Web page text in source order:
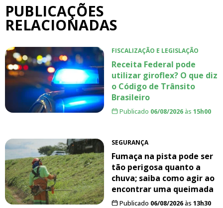
PUBLICAÇÕES
RELACIONADAS
FISCALIZAÇÃO E LEGISLAÇÃO
Receita Federal pode
utilizar giroflex? O que diz
o Código de Trânsito
Brasileiro
Publicado 06/08/2026às 15h00
SEGURANÇA
Fumaça na pista pode ser
tão perigosa quanto a
chuva; saiba como agir ao
encontrar uma queimada
Publicado 06/08/2026às 13h30